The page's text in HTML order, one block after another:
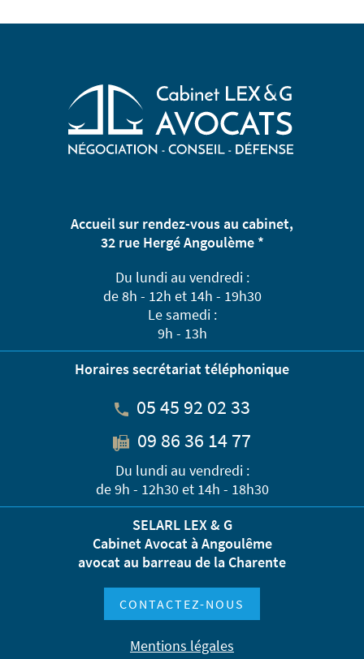
Accueil sur rendez-vous au cabinet,
32 rue Hergé Angoulème *
Du lundi au vendredi :
de 8h - 12h et 14h - 19h30
Le samedi :
9h - 13h
Horaires secrétariat téléphonique
05 45 92 02 33
09 86 36 14 77
Du lundi au vendredi :
de 9h - 12h30 et 14h - 18h30
SELARL LEX & G
Cabinet Avocat à Angoulême
avocat au barreau de la Charente
CONTACTEZ-NOUS
Mentions légales